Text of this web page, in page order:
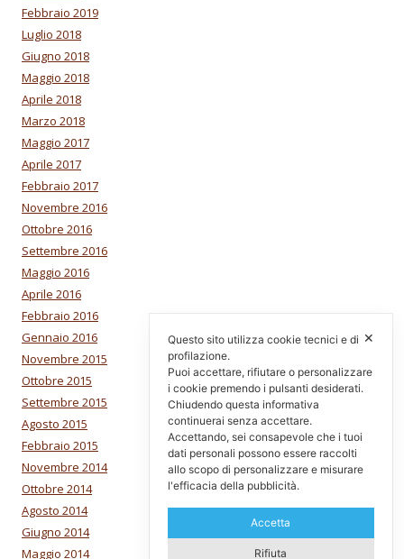
Febbraio 2019
Luglio 2018
Giugno 2018
Maggio 2018
Aprile 2018
Marzo 2018
Maggio 2017
Aprile 2017
Febbraio 2017
Novembre 2016
Ottobre 2016
Settembre 2016
Maggio 2016
Aprile 2016
Febbraio 2016
Gennaio 2016
Novembre 2015
Ottobre 2015
Settembre 2015
Agosto 2015
Febbraio 2015
Novembre 2014
Ottobre 2014
Agosto 2014
Giugno 2014
Maggio 2014
✕
Questo sito utilizza cookie tecnici e di
profilazione.
Puoi accettare, rifiutare o personalizzare
i cookie premendo i pulsanti desiderati.
Chiudendo questa informativa
continuerai senza accettare.
Accettando, sei consapevole che i tuoi
dati personali possono essere raccolti
allo scopo di personalizzare e misurare
l'efficacia della pubblicità.
Accetta
Rifiuta